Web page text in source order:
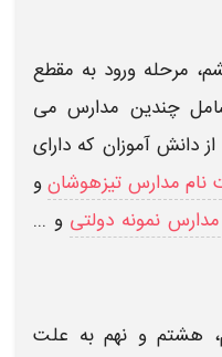
مرحله ورود به مقطع
چندین مدارس می
دانش آموزان که دارای
نام مدارس تیزهوشانو
نمونه دولتی و ...
هشتم و نهم به علت